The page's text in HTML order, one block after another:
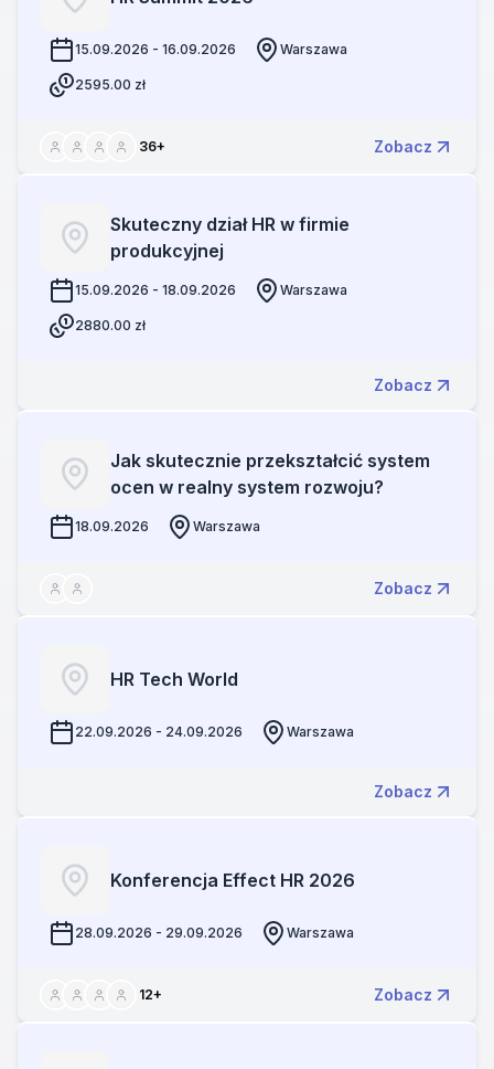
15.09.2026 - 16.09.2026 Warszawa
2595.00 zł
36+ Zobacz
Skuteczny dział HR w firmie
produkcyjnej
15.09.2026 - 18.09.2026 Warszawa
2880.00 zł
Zobacz
Jak skutecznie przekształcić system
ocen w realny system rozwoju?
18.09.2026 Warszawa
Zobacz
HR Tech World
22.09.2026 - 24.09.2026 Warszawa
Zobacz
Konferencja Effect HR 2026
28.09.2026 - 29.09.2026 Warszawa
12+ Zobacz